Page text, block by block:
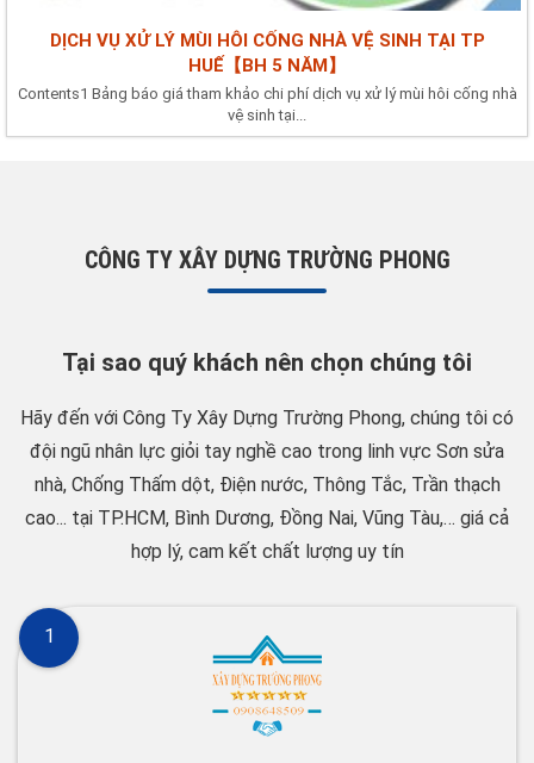
DỊCH VỤ XỬ LÝ MÙI HÔI CỐNG NHÀ VỆ SINH TẠI TP
HUẾ【BH 5 NĂM】
Contents1 Bảng báo giá tham khảo chi phí dịch vụ xử lý mùi hôi cống nhà
vệ sinh tại...
CÔNG TY XÂY DỰNG TRƯỜNG PHONG
Tại sao quý khách nên chọn chúng tôi
Hãy đến với Công Ty Xây Dựng Trường Phong, chúng tôi có
đội ngũ nhân lực giỏi tay nghề cao trong linh vực Sơn sửa
nhà, Chống Thấm dột, Điện nước, Thông Tắc, Trần thạch
cao... tại TP.HCM, Bình Dương, Đồng Nai, Vũng Tàu,… giá cả
hợp lý, cam kết chất lượng uy tín
1